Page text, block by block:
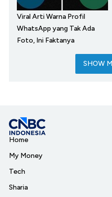
Viral Arti Warna Profil
WhatsApp yang Tak Ada
Foto, Ini Faktanya
SHOW
Home
My Money
Tech
Sharia